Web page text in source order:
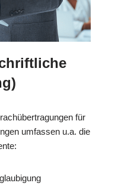
für
umfassen u.a. die